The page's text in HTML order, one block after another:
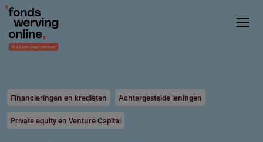
Overslaan
naar
de
gaan
Financieringen en kredieten Achtergestelde leningen
Private equity en Venture Capital